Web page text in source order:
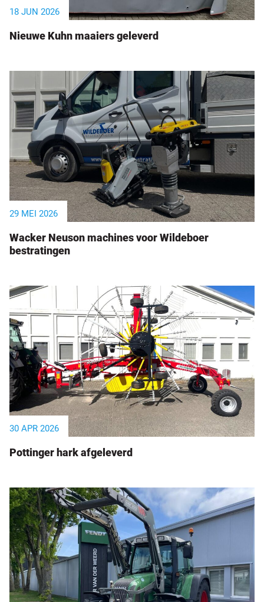
18 JUN 2026
Nieuwe Kuhn maaiers geleverd
29 MEI 2026
Wacker Neuson machines voor Wildeboer
bestratingen
30 APR 2026
Pottinger hark afgeleverd